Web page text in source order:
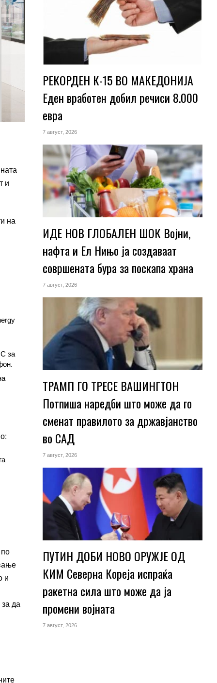
и
на
за
и
да
РЕКОРДЕН К-15 ВО МАКЕДОНИЈА
Еден вработен добил речиси 8.000
евра
7 август, 2026
ИДЕ НОВ ГЛОБАЛЕН ШОК Војни,
нафта и Ел Нињо ја создаваат
совршената бура за поскапа храна
7 август, 2026
ТРАМП ГО ТРЕСЕ ВАШИНГТОН
Потпиша наредби што може да го
сменат правилото за државјанство
во САД
7 август, 2026
ПУТИН ДОБИ НОВО ОРУЖЈЕ ОД
КИМ Северна Кореја испраќа
ракетна сила што може да ја
промени војната
7 август, 2026